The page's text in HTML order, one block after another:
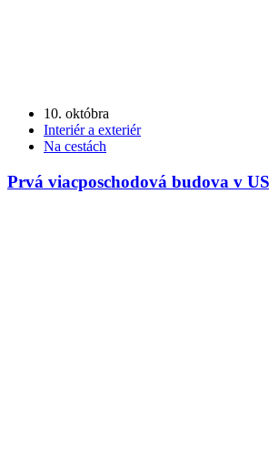
10. októbra
Interiér a exteriér
Na cestách
Prvá viacposchodová budova v